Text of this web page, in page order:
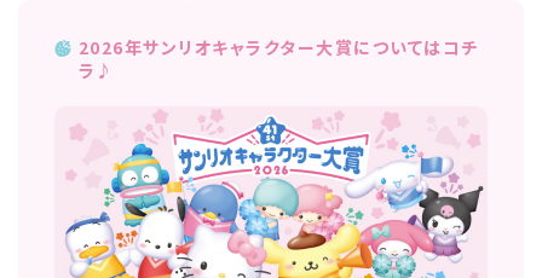
2026年サンリオキャラクター大賞についてはコチ
ラ♪